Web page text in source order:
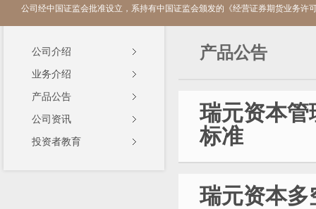
公司经中国证监会批准设立，系持有中国证监会颁发的《经营证券期货业务许
公司介绍
业务介绍
产品公告
公司资讯
投资者教育
产品公告
瑞元资本管
标准
瑞元资本多